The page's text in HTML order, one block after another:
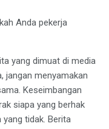
Anda pekerja
yang dimuat di media
jangan menyamakan
Keseimbangan
siapa yang berhak
tidak. Berita